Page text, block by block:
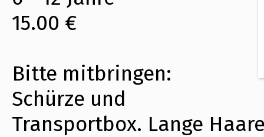
15.00 €
Bitte mitbringen:
Schürze und
Transportbox. Lange